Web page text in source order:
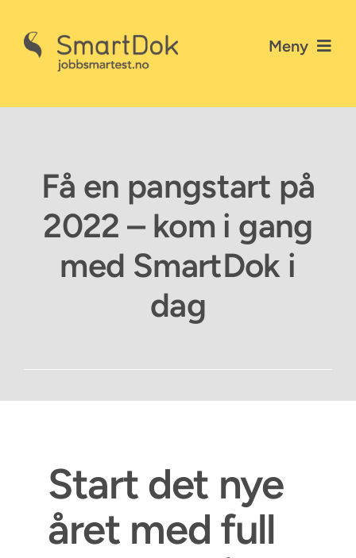
content
Meny
Personvernerklæring
Kontakt SmartDok
Få en pangstart på
2022 – kom i gang
med SmartDok i
dag
Start det nye
året med full